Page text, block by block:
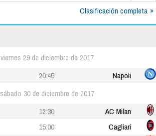
Clasificación completa
viernes 29 de diciembre de 2017
20:45
Napoli
sábado 30 de diciembre de 2017
12:30
AC Milan
15:00
Cagliari